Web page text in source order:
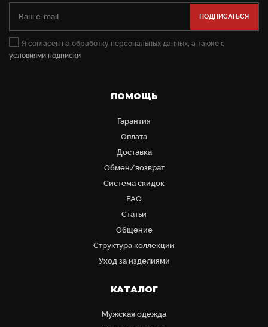
Я согласен на обработку персональных данных, а также с
условиями подписки
ПОМОЩЬ
Гарантия
Оплата
Доставка
Обмен/возврат
Система скидок
FAQ
Статьи
Общение
Структура коллекции
Уход за изделиями
КАТАЛОГ
Мужская одежда